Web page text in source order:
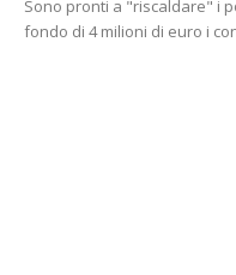
Sono pronti a "riscaldare" i
fondo di 4 milioni di euro i